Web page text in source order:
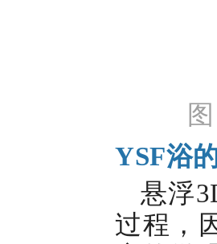
YSF浴
悬浮
过程，